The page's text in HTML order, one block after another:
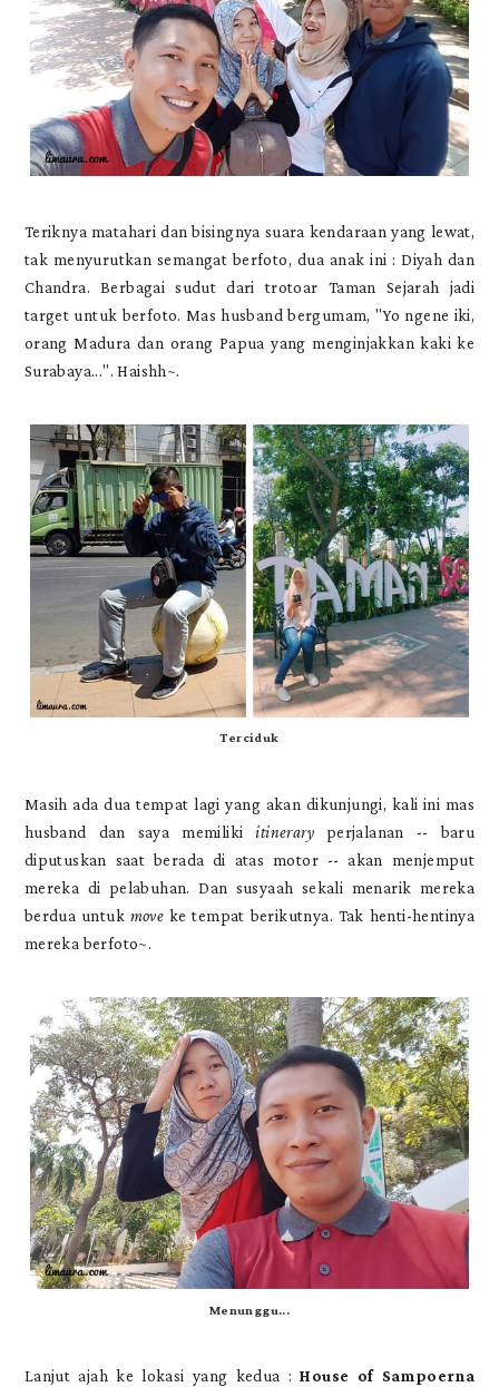
Teriknya matahari dan bisingnya suara kendaraan yang lewat,
tak menyurutkan semangat berfoto, dua anak ini : Diyah dan
Chandra. Berbagai sudut dari trotoar Taman Sejarah jadi
target untuk berfoto. Mas husband bergumam, "Yo ngene iki,
orang Madura dan orang Papua yang menginjakkan kaki ke
Surabaya...". Haishh~.
Terciduk
Masih ada dua tempat lagi yang akan dikunjungi, kali ini mas
husband dan saya memilikiitineraryperjalanan -- baru
diputuskan saat berada di atas motor -- akan menjemput
mereka di pelabuhan. Dan susyaah sekali menarik mereka
berdua untuk move ke tempat berikutnya. Tak henti-hentinya
mereka berfoto~.
Menunggu...
Lanjut ajah ke lokasi yang kedua :House of Sampoerna